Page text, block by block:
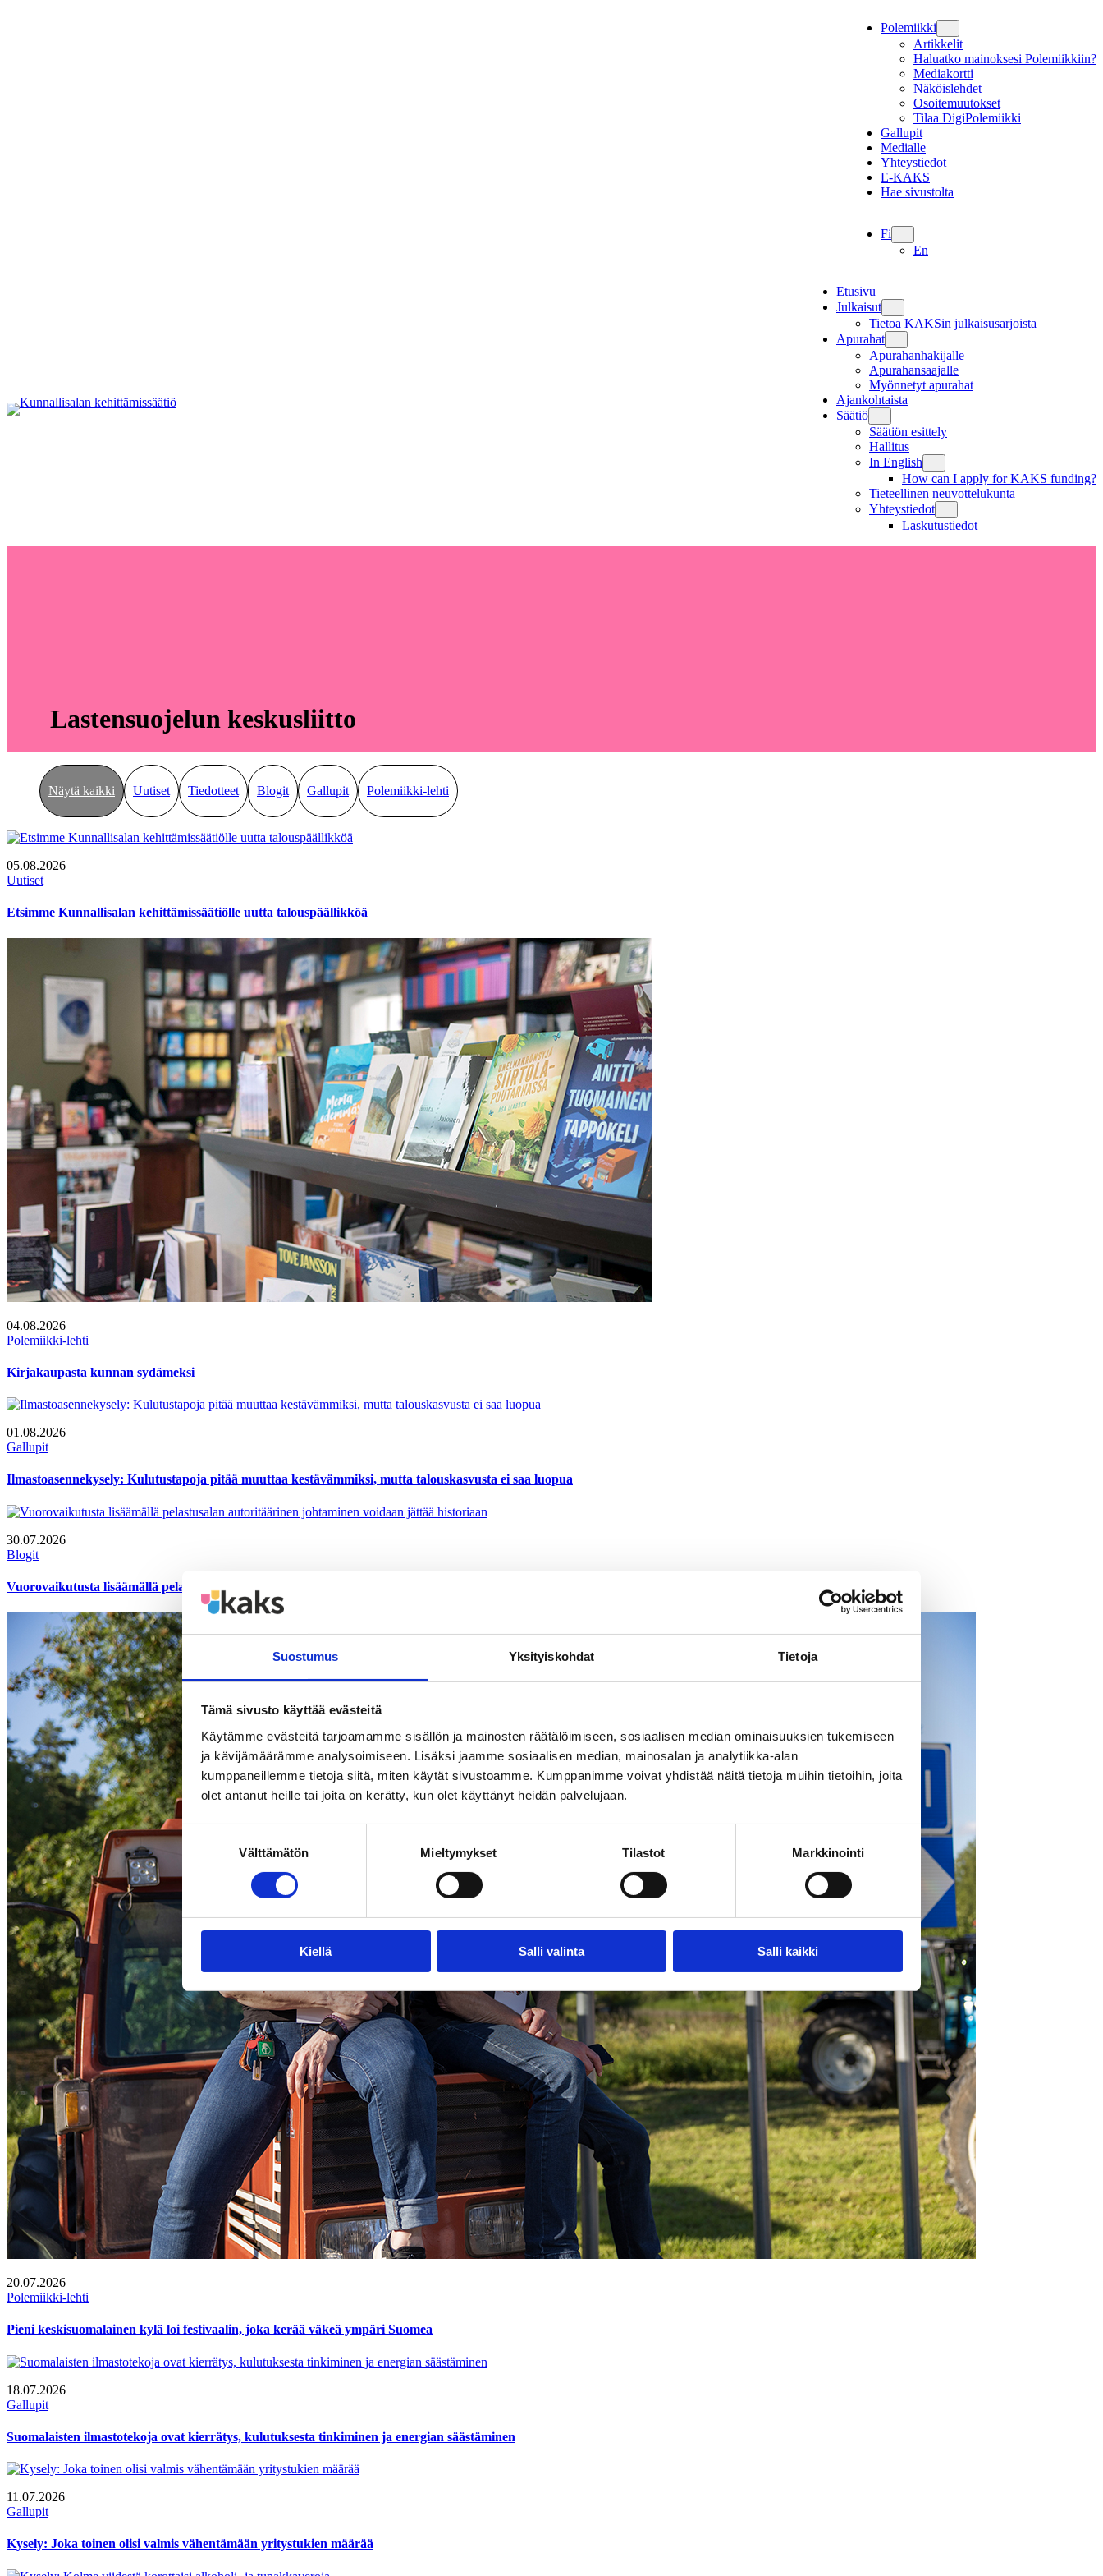
Suostumus Yksityiskohdat Tietoja
Tämä sivusto käyttää evästeitä
Käytämme evästeitä tarjoamamme sisällön ja mainosten räätälöimiseen, sosiaalisen median ominaisuuksien tukemiseen
ja kävijämäärämme analysoimiseen. Lisäksi jaamme sosiaalisen median, mainosalan ja analytiikka-alan
kumppaneillemme tietoja siitä, miten käytät sivustoamme. Kumppanimme voivat yhdistää näitä tietoja muihin tietoihin, joita
olet antanut heille tai joita on kerätty, kun olet käyttänyt heidän palvelujaan.
Suostumuksen
Välttämätön Mieltymykset Tilastot Markkinointi
Kiellä Salli valinta Salli kaikki
Polemiikki
Artikkelit
Haluatko mainoksesi Polemiikkiin?
Mediakortti
Näköislehdet
Osoitemuutokset
Tilaa DigiPolemiikki
Gallupit
Medialle
Yhteystiedot
E-KAKS
Hae sivustolta
Fi
En
Etusivu
Julkaisut
Tietoa KAKSin julkaisusarjoista
Apurahat
Apurahanhakijalle
Apurahansaajalle
Myönnetyt apurahat
Ajankohtaista
Säätiö
Säätiön esittely
Hallitus
In English
How can I apply for KAKS funding?
Tieteellinen neuvottelukunta
Yhteystiedot
Laskutustiedot
Lastensuojelun keskusliitto
Näytä kaikki Uutiset Tiedotteet Blogit Gallupit Polemiikki-lehti
05.08.2026
Uutiset
Etsimme Kunnallisalan kehittämissäätiölle uutta talouspäällikköä
04.08.2026
Polemiikki-lehti
Kirjakaupasta kunnan sydämeksi
01.08.2026
Gallupit
Ilmastoasennekysely: Kulutustapoja pitää muuttaa kestävämmiksi, mutta talouskasvusta ei saa luopua
30.07.2026
Blogit
Vuorovaikutusta lisäämällä pelastusalan autoritäärinen johtaminen voidaan jättää historiaan
20.07.2026
Polemiikki-lehti
Pieni keskisuomalainen kylä loi festivaalin, joka kerää väkeä ympäri Suomea
18.07.2026
Gallupit
Suomalaisten ilmastotekoja ovat kierrätys, kulutuksesta tinkiminen ja energian säästäminen
11.07.2026
Gallupit
Kysely: Joka toinen olisi valmis vähentämään yritystukien määrää